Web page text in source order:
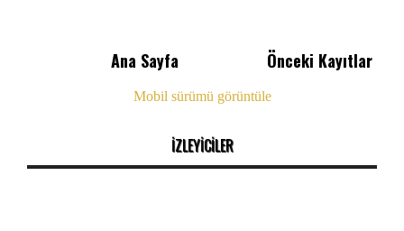
Önceki Kayıtlar
Ana Sayfa
Mobil sürümü görüntüle
İZLEYİCİLER